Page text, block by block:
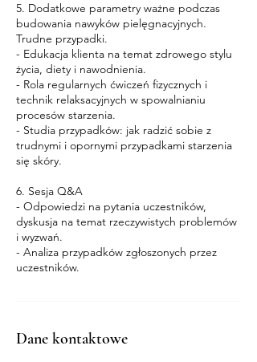
5. Dodatkowe parametry ważne podczas
budowania nawyków pielęgnacyjnych.
Trudne przypadki.
- Edukacja klienta na temat zdrowego stylu
życia, diety i nawodnienia.
- Rola regularnych ćwiczeń fizycznych i
technik relaksacyjnych w spowalnianiu
procesów starzenia.
- Studia przypadków: jak radzić sobie z
trudnymi i opornymi przypadkami starzenia
się skóry.
6. Sesja Q&A
- Odpowiedzi na pytania uczestników,
dyskusja na temat rzeczywistych problemów
i wyzwań.
- Analiza przypadków zgłoszonych przez
uczestników.
Dane kontaktowe